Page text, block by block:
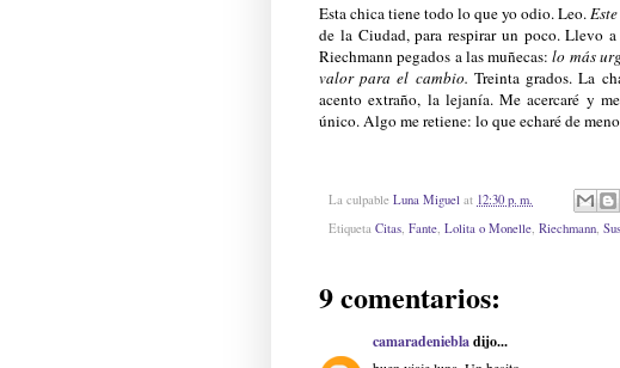
Esta chica tiene todo lo que yo odio. Leo.
de la Ciudad, para respirar un poco. Llevo
Riechmann pegados a las muñecas:lo más
valor para el cambio. Treinta grados. La
acento extraño, la lejanía. Me acercaré y
único. Algo me retiene: lo que echaré de
La culpable Luna Miguel at 12:30 p. m.
Etiqueta Citas, Fante, Lolita o Monelle, Riechmann,
9 comentarios:
camaradeniebladijo...